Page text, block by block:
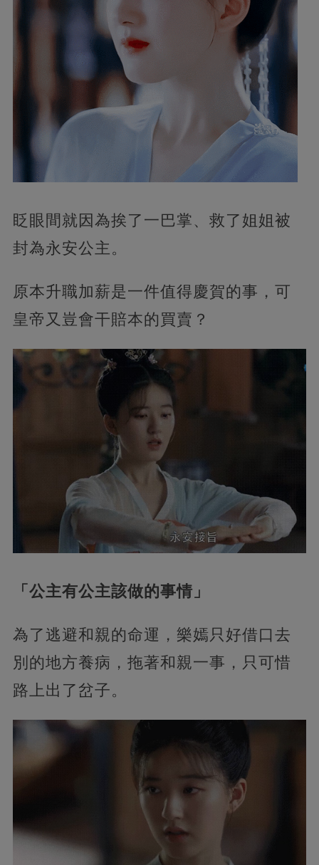
眨眼間就因為挨了一巴掌、救了姐姐被
封為永安公主。
原本升職加薪是一件值得慶賀的事，可
皇帝又豈會干賠本的買賣？
「公主有公主該做的事情」
為了逃避和親的命運，樂嫣只好借口去
別的地方養病，拖著和親一事，只可惜
路上出了岔子。